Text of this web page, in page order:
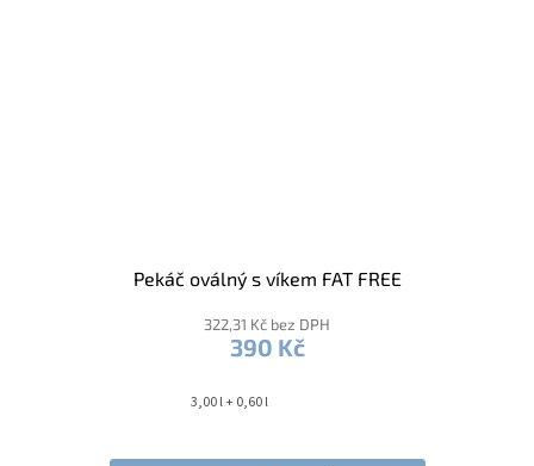
Pekáč oválný s víkem FAT FREE
322,31 Kč bez DPH
390 Kč
3,00 l + 0,60 l